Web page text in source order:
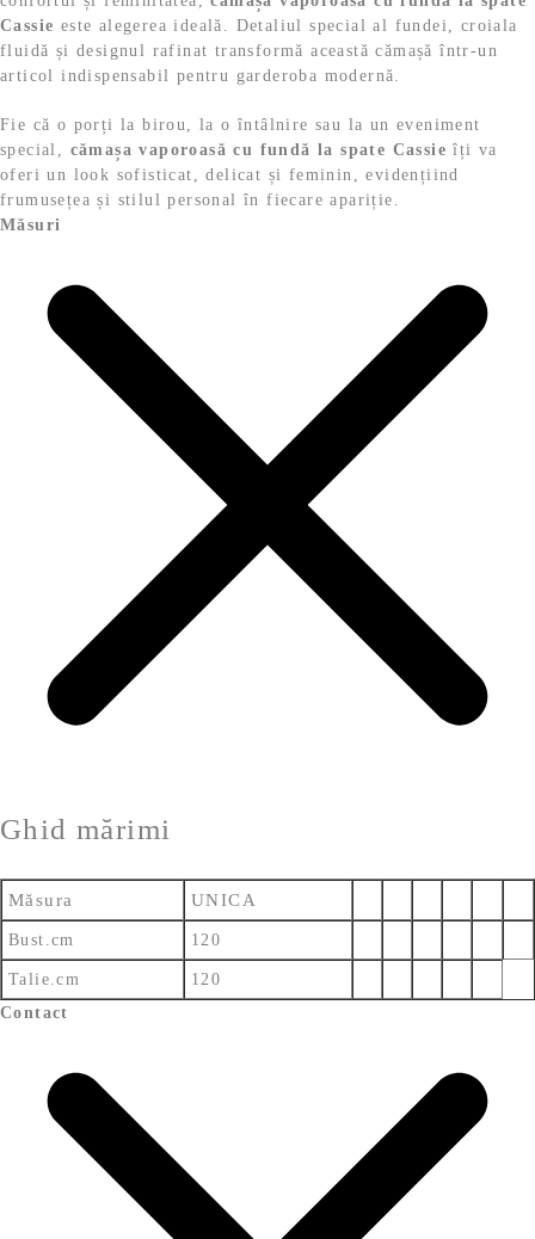
Cassie este alegerea ideală. Detaliul special al fundei, croiala
fluidă și designul rafinat transformă această cămașă într-un
articol indispensabil pentru garderoba modernă.
Fie că o porți la birou, la o întâlnire sau la un eveniment
special, cămașa vaporoasă cu fundă la spate Cassie îți va
oferi un look sofisticat, delicat și feminin, evidențiind
frumusețea și stilul personal în fiecare apariție.
Măsuri
Ghid mărimi
Măsura UNICA
Bust.cm 120
Talie.cm
120
Contact